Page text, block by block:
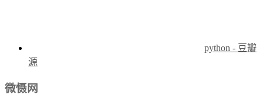
python - 豆瓣
源
微慑网